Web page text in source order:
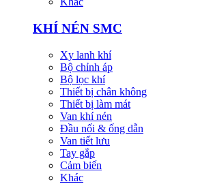
KHÍ NÉN SMC
Xy lanh khí
Bộ chỉnh áp
Bộ lọc khí
Thiết bị chân không
Thiết bị làm mát
Van khí nén
Đầu nối & ống dẫn
Van tiết lưu
Tay gắp
Cảm biến
Khác